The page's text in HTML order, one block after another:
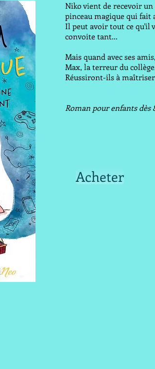
Niko vient de recevoir
pinceau magique qui fait
Il peut avoir tout ce qu'il
convoite tant...
Mais quand avec ses
Max, la terreur du
Réussiront-ils à
Roman pour enfants dès
Acheter